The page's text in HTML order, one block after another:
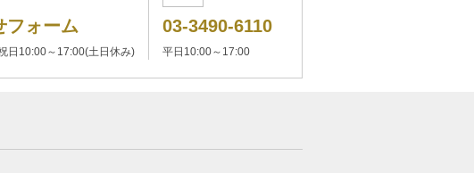
フォーム
日10:00～17:00(土日休み)
03-3490-6110
平日10:00～17:00